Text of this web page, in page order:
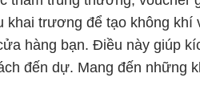
trương để tạo không khí
hàng bạn. Điều này giúp
đến dự. Mang đến những